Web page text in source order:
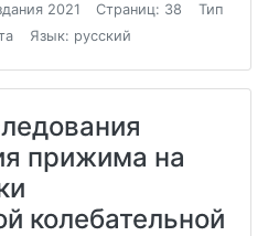
2021 Страниц: 38
Тип
Язык: русский
прижима на
колебательной